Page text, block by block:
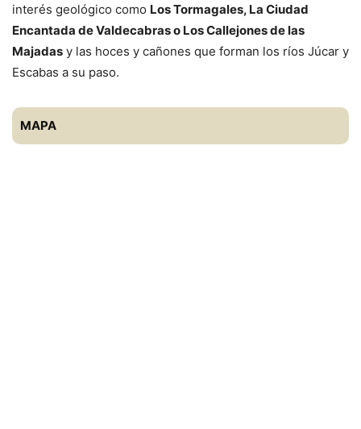
interés geológico como Los Tormagales, La Ciudad
Encantada de Valdecabras o Los Callejones de las
Majadas y las hoces y cañones que forman los ríos Júcar y
Escabas a su paso.
MAPA